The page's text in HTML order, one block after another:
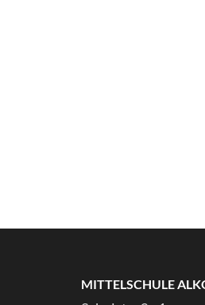
MITTELSCHULE